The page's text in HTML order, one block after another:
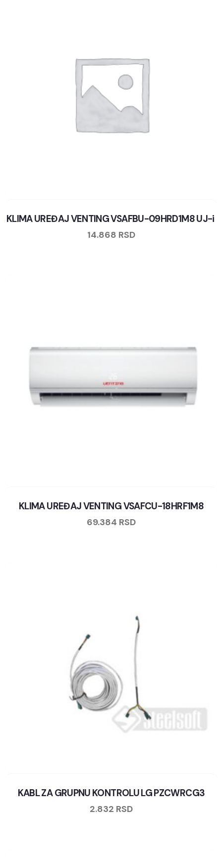
KLIMA UREĐAJ VENTING VSAFBU-09HRD1M8 UJ-i
14.868 RSD
KLIMA UREĐAJ VENTING VSAFCU-18HRF1M8
69.384 RSD
KABL ZA GRUPNU KONTROLU LG PZCWRCG3
2.832 RSD